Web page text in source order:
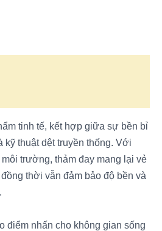
tinh tế, kết hợp giữa sự bền bỉ
thuật dệt truyền thống. Với
trường, thảm đay mang lại vẻ
thời vẫn đảm bảo độ bền và
điểm nhấn cho không gian sống